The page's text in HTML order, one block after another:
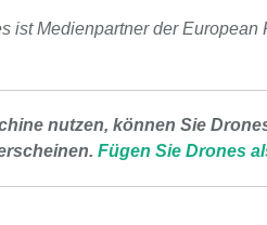
ist Medienpartner der
nutzen, können Sie
Fügen Sie Drones